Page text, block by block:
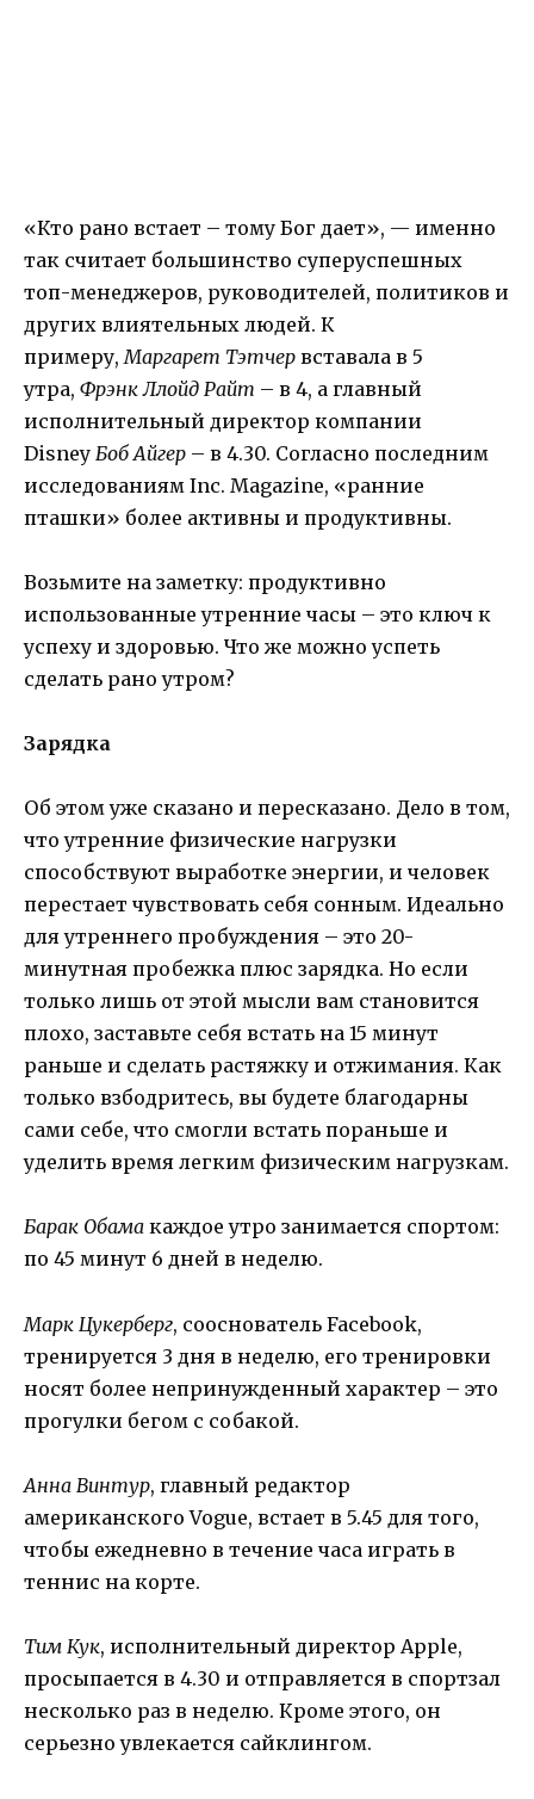
«Кто рано встает – тому Бог дает», — именно
так считает большинство суперуспешных
топ-менеджеров, руководителей, политиков и
других влиятельных людей. К
примеру, Маргарет Тэтчер вставала в 5
утра, Фрэнк Ллойд Райт – в 4, а главный
исполнительный директор компании
Disney Боб Айгер – в 4.30. Согласно последним
исследованиям Inc. Magazine, «ранние
пташки» более активны и продуктивны.
Возьмите на заметку: продуктивно
использованные утренние часы – это ключ к
успеху и здоровью. Что же можно успеть
сделать рано утром?
Зарядка
Об этом уже сказано и пересказано. Дело в том,
что утренние физические нагрузки
способствуют выработке энергии, и человек
перестает чувствовать себя сонным. Идеально
для утреннего пробуждения – это 20-
минутная пробежка плюс зарядка. Но если
только лишь от этой мысли вам становится
плохо, заставьте себя встать на 15 минут
раньше и сделать растяжку и отжимания. Как
только взбодритесь, вы будете благодарны
сами себе, что смогли встать пораньше и
уделить время легким физическим нагрузкам.
Барак Обама каждое утро занимается спортом:
по 45 минут 6 дней в неделю.
Марк Цукерберг, сооснователь Facebook,
тренируется 3 дня в неделю, его тренировки
носят более непринужденный характер – это
прогулки бегом с собакой.
Анна Винтур, главный редактор
американского Vogue, встает в 5.45 для того,
чтобы ежедневно в течение часа играть в
теннис на корте.
Тим Кук, исполнительный директор Apple,
просыпается в 4.30 и отправляется в спортзал
несколько раз в неделю. Кроме этого, он
серьезно увлекается сайклингом.